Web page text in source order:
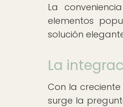
La
elementos
solución
La
Con la
surge la